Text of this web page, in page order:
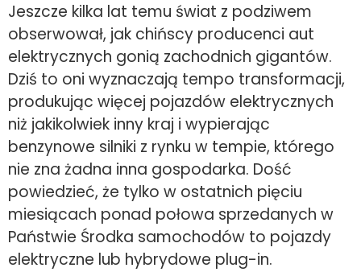
Jeszcze kilka lat temu świat z podziwem
obserwował, jak chińscy producenci aut
elektrycznych gonią zachodnich gigantów.
Dziś to oni wyznaczają tempo transformacji,
produkując więcej pojazdów elektrycznych
niż jakikolwiek inny kraj i wypierając
benzynowe silniki z rynku w tempie, którego
nie zna żadna inna gospodarka. Dość
powiedzieć, że tylko w ostatnich pięciu
miesiącach ponad połowa sprzedanych w
Państwie Środka samochodów to pojazdy
elektryczne lub hybrydowe plug-in.